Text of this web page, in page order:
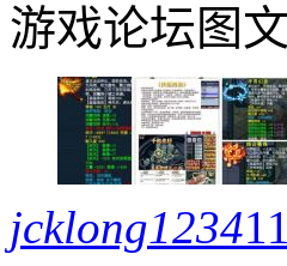
游戏论坛图
jcklong1234